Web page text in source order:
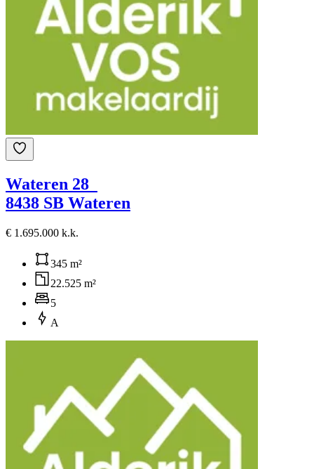
Wateren 28
8438 SB Wateren
€ 1.695.000 k.k.
345 m²
22.525 m²
5
A